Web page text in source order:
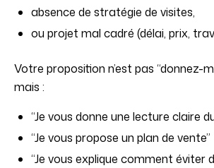
absence de stratégie de visites,
ou projet mal cadré (délai, prix,
Votre proposition n’est pas “donnez-
mais :
“Je vous donne une lecture claire
“Je vous propose un plan de vente”
“Je vous explique comment éviter